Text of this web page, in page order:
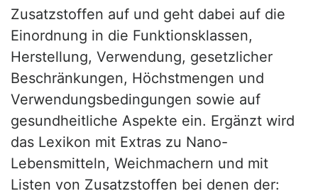
Zusatzstoffen auf und geht dabei auf die
Einordnung in die Funktionsklassen,
Herstellung, Verwendung, gesetzlicher
Beschränkungen, Höchstmengen und
Verwendungsbedingungen sowie auf
gesundheitliche Aspekte ein. Ergänzt wird
das Lexikon mit Extras zu Nano-
Lebensmitteln, Weichmachern und mit
Listen von Zusatzstoffen bei denen der: